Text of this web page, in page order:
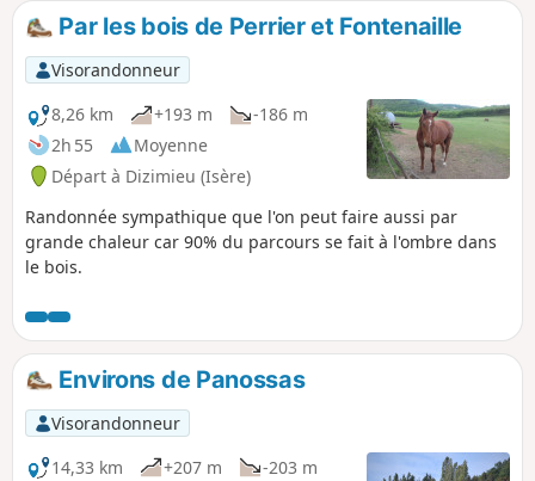
sur le bord de la route soit : Cros de
Lavan, les Gorges, Frétignier, Seuillere,
Floutier et retour Veyssilieu.
Par les bois de Perrier et Fontenaille
Visorandonneur
8,26 km
+193 m
-186 m
2h 55
Moyenne
Départ à Dizimieu (Isère)
Randonnée sympathique que l'on peut faire aussi par
grande chaleur car 90% du parcours se fait à l'ombre dans
le bois.
Environs de Panossas
Visorandonneur
14,33 km
+207 m
-203 m